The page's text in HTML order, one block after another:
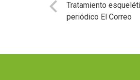
Tratamiento
periódico El Correo